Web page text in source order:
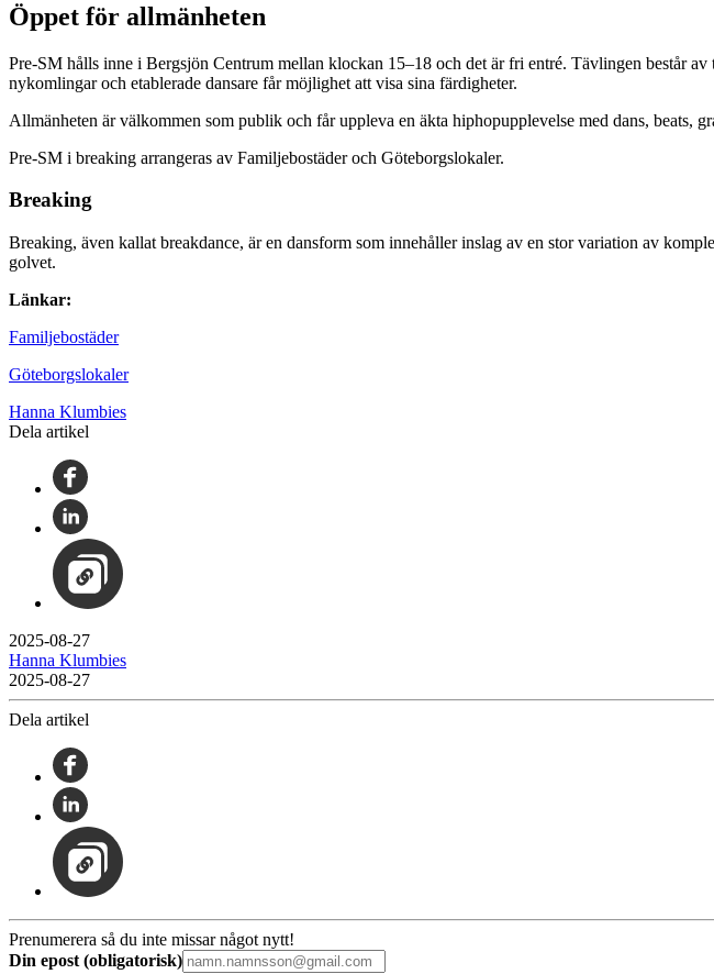
Öppet för allmänheten
Pre-SM hålls inne i Bergsjön Centrum mellan klockan 15–18 och det är fri entré. Tävlingen består
nykomlingar och etablerade dansare får möjlighet att visa sina färdigheter.
Allmänheten är välkommen som publik och får uppleva en äkta hiphopupplevelse med dans, beats,
Pre-SM i breaking arrangeras av Familjebostäder och Göteborgslokaler.
Breaking
Breaking, även kallat breakdance, är en dansform som innehåller inslag av en stor variation av
golvet.
Länkar:
Familjebostäder
Göteborgslokaler
Hanna Klumbies
Dela artikel
2025-08-27
Hanna Klumbies
2025-08-27
Dela artikel
Prenumerera så du inte missar något nytt!
Din epost (obligatorisk)